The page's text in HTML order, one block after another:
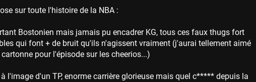
sur toute l'histoire de la NBA :
Bostonien mais jamais pu encadrer KG, tous ces faux thugs fort
qui font + de bruit qu'ils n'agissent vraiment (j'aurai tellement aimé
pour l'épisode sur les cheerios...)
l'image d'un TP, enorme carrière glorieuse mais quel c***** depuis la